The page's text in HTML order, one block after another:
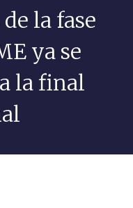
la fase
ya se
la final